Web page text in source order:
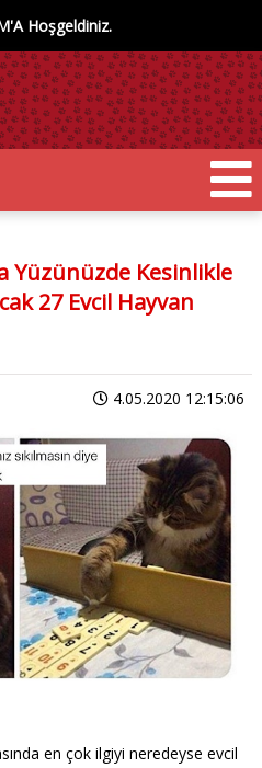
Hoşgeldiniz.
Yüzünüzde Kesinlikle
27 Evcil Hayvan
4.05.2020 12:15:06
en çok ilgiyi neredeyse evcil